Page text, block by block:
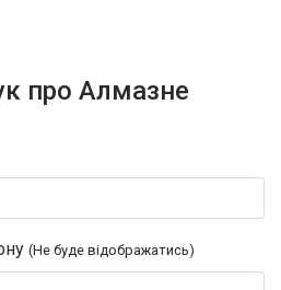
про Алмазне
(Не буде відображатись)